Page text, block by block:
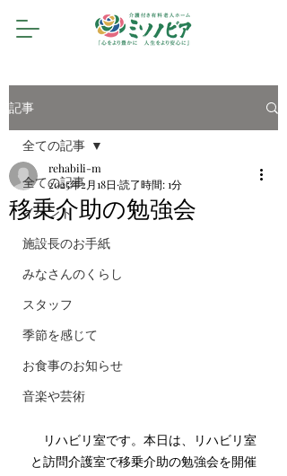
記事
全ての記事
イベント
施設長のお手紙
みなさんのくらし
スタッフ
季節を感じて
お食事のお知らせ
音楽や芸術
全ての記事
移乗介助の勉強会
rehabili-m
2025年2月18日 読了時間: 1分
リハビリ室です。本日は、リハビリ室
と訪問介護室で移乗介助の勉強会を開催